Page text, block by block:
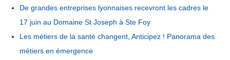
De grandes entreprises lyonnaises recevront les cadres le
17 juin au Domaine St Joseph à Ste Foy
Les métiers de la santé changent, Anticipez ! Panorama des
métiers en émergence